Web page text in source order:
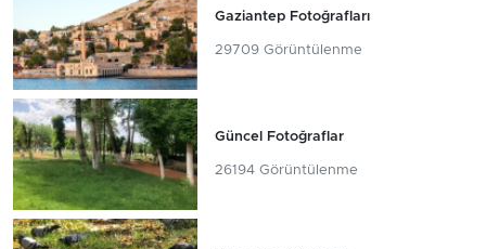
Gaziantep Fotoğrafları
29709 Görüntülenme
Güncel Fotoğraflar
26194 Görüntülenme